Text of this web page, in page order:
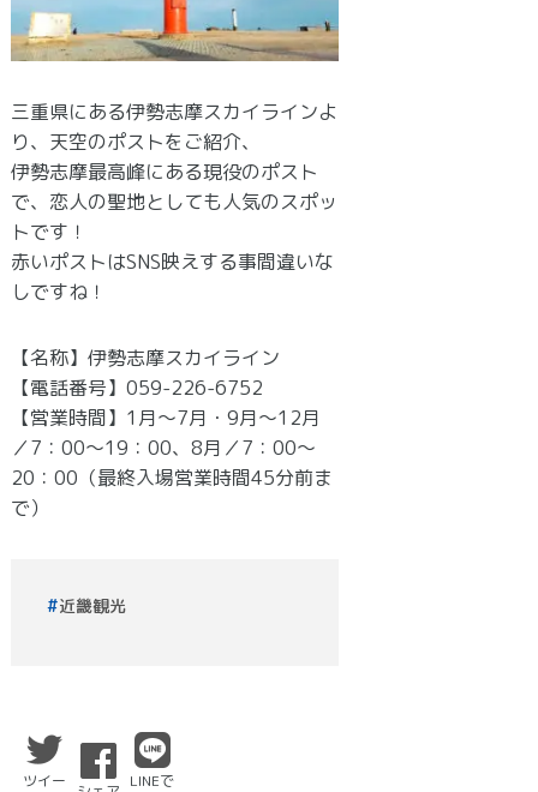
三重県にある伊勢志摩スカイラインよ
り、天空のポストをご紹介、
伊勢志摩最高峰にある現役のポスト
で、恋人の聖地としても人気のスポッ
トです！
赤いポストはSNS映えする事間違いな
しですね！
【名称】伊勢志摩スカイライン
【電話番号】059-226-6752
【営業時間】1月～7月・9月～12月
／7：00～19：00、8月／7：00～
20：00（最終入場営業時間45分前ま
で）
近畿観光
ツイー
LINEで